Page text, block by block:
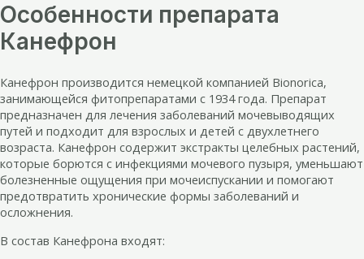
Особенности препарата
Канефрон
Канефрон производится немецкой компанией Bionorica,
занимающейся фитопрепаратами с 1934 года. Препарат
предназначен для лечения заболеваний мочевыводящих
путей и подходит для взрослых и детей с двухлетнего
возраста. Канефрон содержит экстракты целебных растений,
которые борются с инфекциями мочевого пузыря, уменьшают
болезненные ощущения при мочеиспускании и помогают
предотвратить хронические формы заболеваний и
осложнения.
В состав Канефрона входят: